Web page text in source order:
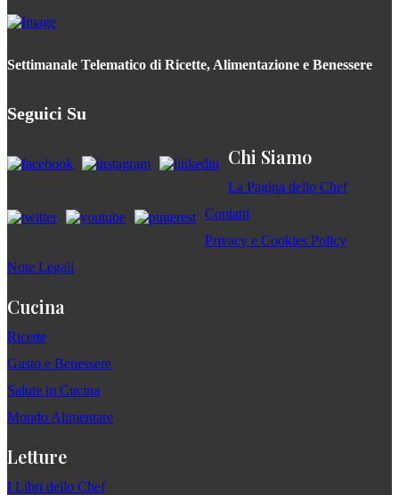
Settimanale Telematico di Ricette, Alimentazione e Benessere
Seguici Su
Chi Siamo
La Pagina dello Chef
Contatti
Privacy e Cookies Policy
Note Legali
Cucina
Ricette
Gusto e Benessere
Salute in Cucina
Mondo Alimentare
Letture
I Libri dello Chef